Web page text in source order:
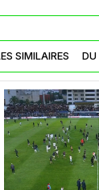
SIMILAIRES DU